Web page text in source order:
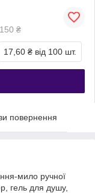
₴
17,60 ₴ від 100 шт.
повернення
мило ручної
гель для душу,